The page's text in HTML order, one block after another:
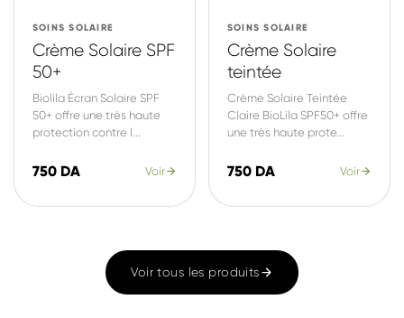
SOINS SOLAIRE
Crème Solaire SPF
50+
Biolila Écran Solaire SPF
50+ offre une très haute
protection contre l...
750 DA Voir
SOINS SOLAIRE
Crème Solaire
teintée
Crème Solaire Teintée
Claire BioLila SPF50+ offre
une très haute prote...
750 DA Voir
Voir tous les produits